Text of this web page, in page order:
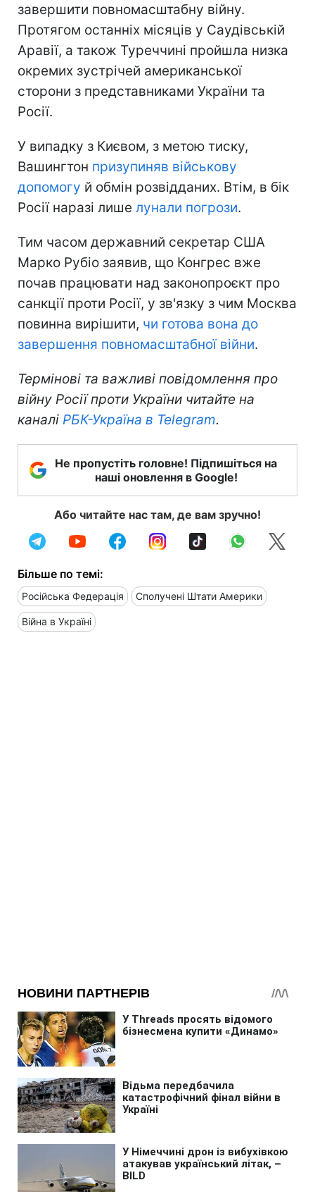
завершити повномасштабну війну.
Протягом останніх місяців у Саудівській
Аравії, а також Туреччині пройшла низка
окремих зустрічей американської
сторони з представниками України та
Росії.
У випадку з Києвом, з метою тиску,
Вашингтон призупиняв військову
допомогу й обмін розвідданих. Втім, в бік
Росії наразі лише лунали погрози.
Тим часом державний секретар США
Марко Рубіо заявив, що Конгрес вже
почав працювати над законопроєкт про
санкції проти Росії, у зв'язку з чим Москва
повинна вирішити, чи готова вона до
завершення повномасштабної війни.
Термінові та важливі повідомлення про
війну Росії проти України читайте на
каналі РБК-Україна в Telegram.
Не пропустіть головне! Підпишіться на
наші оновлення в Google!
Або читайте нас там, де вам зручно!
Більше по темі:
Російська Федерація Сполучені Штати Америки
Війна в Україні